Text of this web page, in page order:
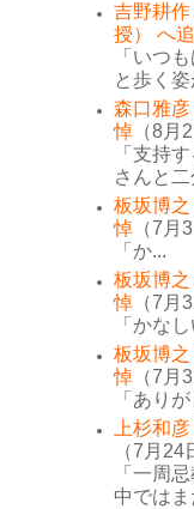
吉野耕
授） へ
「いつ
と歩く
森口雅
悼 （8月
「支持
さんと
板坂博
悼 （7月
「か...
板坂博
悼 （7月
「かな
板坂博
悼 （7月
「あり
上杉和
（7月24
「一周
中では